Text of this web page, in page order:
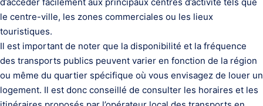
le centre-ville, les zones commerciales ou les lieux
touristiques.
Il est important de noter que la disponibilité et la fréquence
des transports publics peuvent varier en fonction de la région
ou même du quartier spécifique où vous envisagez de louer un
logement. Il est donc conseillé de consulter les horaires et les